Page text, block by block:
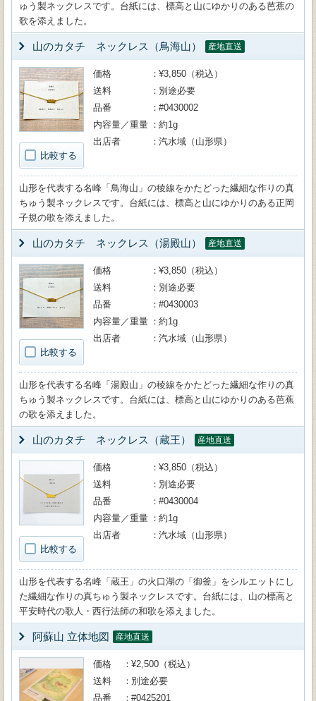
ゅう製ネックレスです。台紙には、標高と山にゆかりのある芭蕉の
歌を添えました。
山のカタチ ネックレス（鳥海山） 産地直送
比較する
価格
¥3,850（税込）
送料
別途必要
品番
#0430002
内容量／重量
約1g
出店者
汽水域（山形県）
山形を代表する名峰「鳥海山」の稜線をかたどった繊細な作りの真
ちゅう製ネックレスです。台紙には、標高と山にゆかりのある正岡
子規の歌を添えました。
山のカタチ ネックレス（湯殿山） 産地直送
比較する
価格
¥3,850（税込）
送料
別途必要
品番
#0430003
内容量／重量
約1g
出店者
汽水域（山形県）
山形を代表する名峰「湯殿山」の稜線をかたどった繊細な作りの真
ちゅう製ネックレスです。台紙には、標高と山にゆかりのある芭蕉
の歌を添えました。
山のカタチ ネックレス（蔵王） 産地直送
比較する
価格
¥3,850（税込）
送料
別途必要
品番
#0430004
内容量／重量
約1g
出店者
汽水域（山形県）
山形を代表する名峰「蔵王」の火口湖の「御釜」をシルエットにし
た繊細な作りの真ちゅう製ネックレスです。台紙には、山の標高と
平安時代の歌人・西行法師の和歌を添えました。
阿蘇山 立体地図 産地直送
価格
¥2,500（税込）
送料
別途必要
品番
#0425201